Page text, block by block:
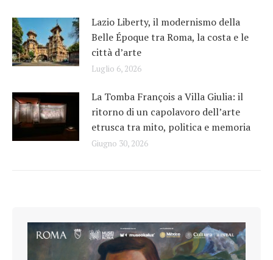
Lazio Liberty, il modernismo della
Belle Époque tra Roma, la costa e le
città d’arte
Luglio 6, 2026
La Tomba François a Villa Giulia: il
ritorno di un capolavoro dell’arte
etrusca tra mito, politica e memoria
Giugno 30, 2026